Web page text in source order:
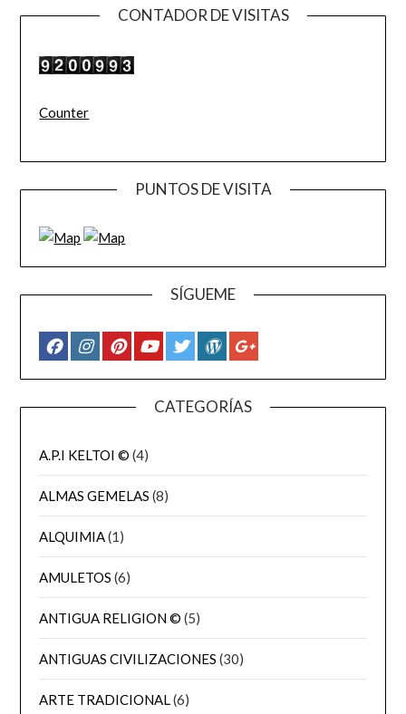
CONTADOR DE VISITAS
Counter
PUNTOS DE VISITA
SÍGUEME
CATEGORÍAS
A.P.I KELTOI © (4)
ALMAS GEMELAS (8)
ALQUIMIA(1)
AMULETOS (6)
ANTIGUA RELIGION © (5)
ANTIGUAS CIVILIZACIONES (30)
ARTE TRADICIONAL(6)